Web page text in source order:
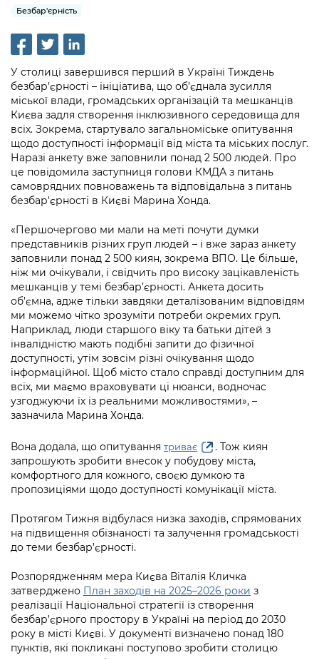
Рішення та розпорядження
Проєкти розпоряджень, що
перебувають на погодженні КМВА
Рішення Київради
Контактна інформація
Графік роботи та прийому громадян
Вакансії
Статистика
Звернення громадян
Регуляторна діяльність
Промисловість і наука Києва
Підприємства, установи, організації
Kyiv International Relations
Річні звіти
Гендерна політика
Безбар'єрність
Київська міська військова адміністрація
Освіта та навчальні заклади
Дороги, транспорт та парковки
Навколишнє середовище міста
Містобудування та земельні ділянки
Культура, спорт, дозвілля
Бізнес та ліцензування
Фінанси та бюджет
Ритуальні послуги
Іноземцям / For foreigners
Пам'ятки культурної спадщини
Портал Захисників та Захисниць
Безбар'єрність
Портал послуг
Важливе під час воєнного стану
Громадська експертиза
Громадський бюджет
Консультації з громадськістю
Громадська рада
Петиції
Відкритий бюджет
Контактний центр
Рада з питань внутрішньо переміщених
осіб при Київській міській військовій
адміністрації
«Ініціатива «Партнерство «Відкритий
Уряд» – місцевий рівень»
Важливе під час воєнного стану
Інформація з обмеженим доступом
Проекти нормативно-правових та
інших актів
Нормативна база
Питання і відповіді про публічну
інформацію
бездіяльності розпорядників інформації
Звіти про опрацювання запитів на
публічну інформацію
Інформація для споживачів
Про відкриті дані
Портал даних Києва
Публічні дашборди
Медіагалерея
Підписатися на новини та анонси від
from the KCSA
Порядок акредитації медіа /
Accreditation process
Подати журналістський запит /
Submitting a media request
Зйомки в лікарнях в умовах воєнного
hospitals at work under martial law
Контакти для медіа / Contacts for mass
media
Безбар'єрність
У столиці завершився перший в Україні Тиждень
безбар’єрності – ініціатива, що об’єднала зусилля
міської влади, громадських організацій та мешканців
Києва задля створення інклюзивного середовища для
всіх. Зокрема, стартувало загальноміське опитування
щодо доступності інформації від міста та міських послуг.
Наразі анкету вже заповнили понад 2 500 людей. Про
це повідомила заступниця голови КМДА з питань
самоврядних повноважень та відповідальна з питань
безбар'єрності в Києві Марина Хонда.
«Першочергово ми мали на меті почути думки
представників різних груп людей – і вже зараз анкету
заповнили понад 2 500 киян, зокрема ВПО. Це більше,
ніж ми очікували, і свідчить про високу зацікавленість
мешканців у темі безбар’єрності. Анкета досить
об’ємна, адже тільки завдяки деталізованим відповідям
ми можемо чітко зрозуміти потреби окремих груп.
Наприклад, люди старшого віку та батьки дітей з
інвалідністю мають подібні запити до фізичної
доступності, утім зовсім різні очікування щодо
інформаційної. Щоб місто стало справді доступним для
всіх, ми маємо враховувати ці нюанси, водночас
узгоджуючи їх із реальними можливостями», –
зазначила Марина Хонда.
Вона додала, що опитування триває
. Тож киян
запрошують зробити внесок у побудову міста,
комфортного для кожного, своєю думкою та
пропозиціями щодо доступності комунікації міста.
Протягом Тижня відбулася низка заходів, спрямованих
на підвищення обізнаності та залучення громадськості
до теми безбар’єрності.
Розпорядженням мера Києва Віталія Кличка
затверджено План заходів на 2025–2026 роки з
реалізації Національної стратегії із створення
безбар’єрного простору в Україні на період до 2030
року в місті Києві. У документі визначено понад 180
пунктів, які покликані поступово зробити столицю